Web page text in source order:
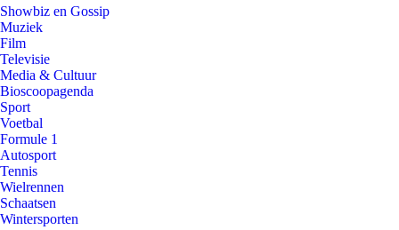
Showbiz en Gossip
Muziek
Film
Televisie
Media & Cultuur
Bioscoopagenda
Sport
Voetbal
Formule 1
Autosport
Tennis
Wielrennen
Schaatsen
Wintersporten